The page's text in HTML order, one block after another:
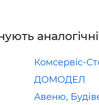
Комсервіс-
ДОМОДЕЛ
Авеню,